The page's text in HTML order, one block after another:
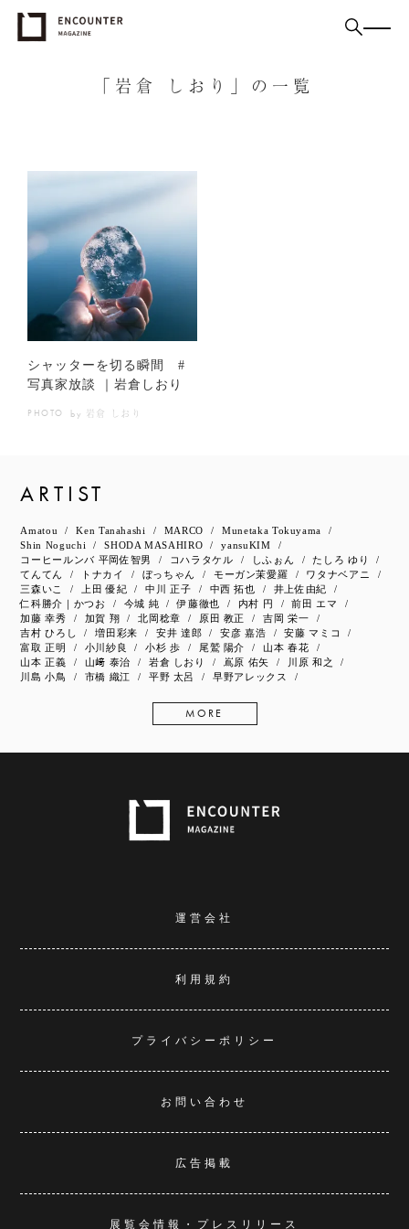
「岩倉 しおり」の一覧
シャッターを切る瞬間 #
写真家放談 ｜岩倉しおり
PHOTO by 岩倉 しおり
ARTIST
Amatou Ken Tanahashi MARCO
Munetaka Tokuyama
Shin Noguchi
SHODA MASAHIRO
yansuKIM
コーヒールンバ 平岡佐智男
コハラタケル しふぉん
たしろ ゆり
てんてん
トナカイ ぼっちゃん モーガン茉愛羅
ワタナベアニ
三森いこ
上田 優紀 中川 正子 中西 拓也
井上佐由紀
仁科勝介｜かつお
今城 純 伊藤徹也 内村 円
前田 エマ
加藤 幸秀
加賀 翔 北岡稔章 原田 教正
吉岡 栄一
吉村 ひろし
増田彩来 安井 達郎 安彦 嘉浩
安藤 マミコ
富取 正明
小川紗良 小杉 歩 尾鷲 陽介
山本 春花
山本 正義
山﨑 泰治 岩倉 しおり 嶌原 佑矢
川原 和之
川島 小鳥
市橋 織江 平野 太呂 早野アレックス
MORE
運営会社
利用規約
プライバシーポリシー
お問い合わせ
広告掲載
展覧会情報・プレスリリース